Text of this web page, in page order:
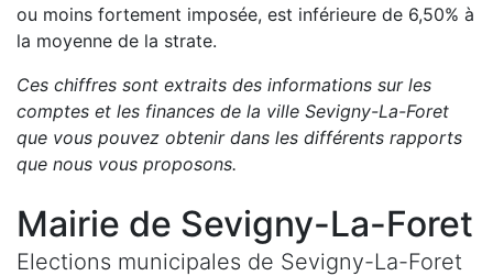
ou moins fortement imposée, est inférieure de 6,50% à
la moyenne de la strate.
Ces chiffres sont extraits des informations sur les
comptes et les finances de la ville Sevigny-La-Foret
que vous pouvez obtenir dans les différents rapports
que nous vous proposons.
Mairie de Sevigny-La-Foret
Elections municipales de Sevigny-La-Foret